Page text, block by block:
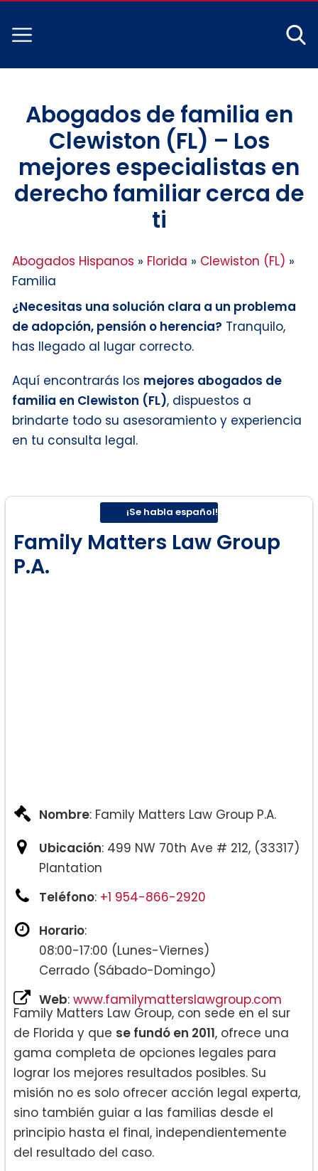
Abogados de familia en
Clewiston (FL) – Los
mejores especialistas en
derecho familiar cerca de
ti
Abogados Hispanos » Florida » Clewiston (FL) »
Familia
¿Necesitas una solución clara a un problema
de adopción, pensión o herencia? Tranquilo,
has llegado al lugar correcto.
Aquí encontrarás los mejores abogados de
familia en Clewiston (FL), dispuestos a
brindarte todo su asesoramiento y experiencia
en tu consulta legal.
¡Se habla español!
Family Matters Law Group
P.A.
Nombre: Family Matters Law Group P.A.
Ubicación: 499 NW 70th Ave # 212, (33317)
Plantation
Teléfono: +1 954-866-2920
Horario:
08:00-17:00 (Lunes-Viernes)
Cerrado (Sábado-Domingo)
Web: www.familymatterslawgroup.com
Family Matters Law Group, con sede en el sur
de Florida y que se fundó en 2011, ofrece una
gama completa de opciones legales para
lograr los mejores resultados posibles. Su
misión no es solo ofrecer acción legal experta,
sino también guiar a las familias desde el
principio hasta el final, independientemente
del resultado del caso.